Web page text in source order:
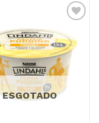
Adicionar
aos
Favoritos
ESGOTADO